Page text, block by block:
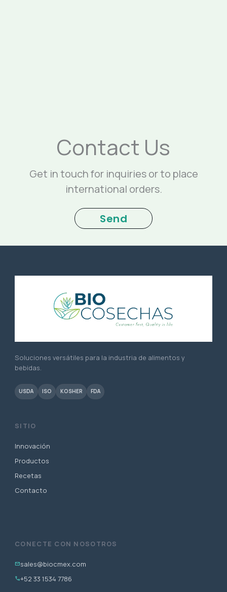
Contact Us
Get in touch for inquiries or to place
international orders.
Send
Soluciones versátiles para la industria de alimentos y
bebidas.
USDA ISO KOSHER FDA
SITIO
Innovación
Productos
Recetas
Contacto
CONECTE CON NOSOTROS
mailsales@biocmex.com
phone+52 33 1534 7786